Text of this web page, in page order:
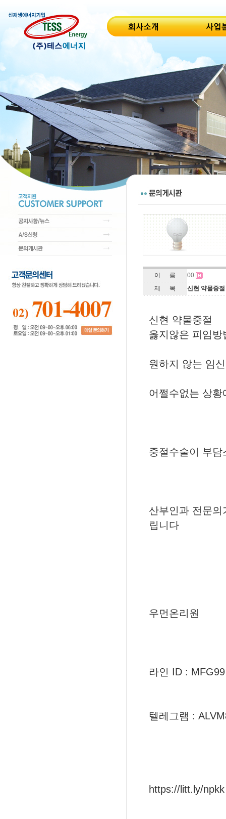
이 름
00
제 목
신현 약물중절
신현 약물중절
옳지않은 피임
원하지 않는 임
어쩔수없는 상
중절수술이 부
산부인과 전문
립니다
우먼온리원
라인 ID : MFG99
텔레그램 :
https://litt.ly/npkk